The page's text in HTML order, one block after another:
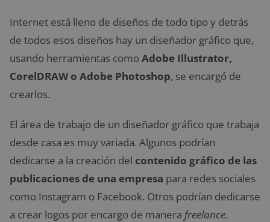
Internet está lleno de diseños de todo tipo y detrás
de todos esos diseños hay un diseñador gráfico que,
usando herramientas comoAdobe Illustrator,
CorelDRAW o Adobe Photoshop, se encargó de
crearlos.
El área de trabajo de un diseñador gráfico que trabaja
desde casa es muy variada. Algunos podrían
dedicarse a la creación del contenido gráfico de las
publicaciones de una empresa para redes sociales
como Instagram o Facebook. Otros podrían dedicarse
a crear logos por encargo de manera freelance.